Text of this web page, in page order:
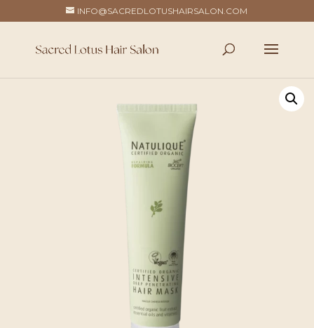
INFO@SACREDLOTUSHAIRSALON.COM